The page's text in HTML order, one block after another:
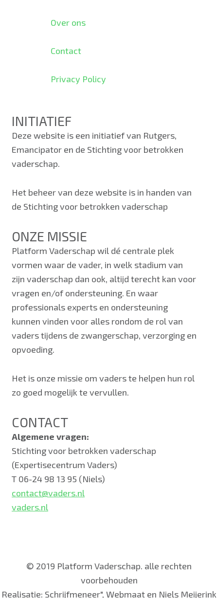
Over ons
Contact
Privacy Policy
INITIATIEF
Deze website is een initiatief van Rutgers,
Emancipator en de Stichting voor betrokken
vaderschap.
Het beheer van deze website is in handen van
de Stichting voor betrokken vaderschap
ONZE MISSIE
Platform Vaderschap wil dé centrale plek
vormen waar de vader, in welk stadium van
zijn vaderschap dan ook, altijd terecht kan voor
vragen en/of ondersteuning. En waar
professionals experts en ondersteuning
kunnen vinden voor alles rondom de rol van
vaders tijdens de zwangerschap, verzorging en
opvoeding.
Het is onze missie om vaders te helpen hun rol
zo goed mogelijk te vervullen.
CONTACT
Algemene vragen:
Stichting voor betrokken vaderschap
(Expertisecentrum Vaders)
T 06-24 98 13 95 (Niels)
contact@vaders.nl
vaders.nl
© 2019 Platform Vaderschap. alle rechten
voorbehouden
Realisatie: Schrijfmeneer", Webmaat en Niels Meijerink